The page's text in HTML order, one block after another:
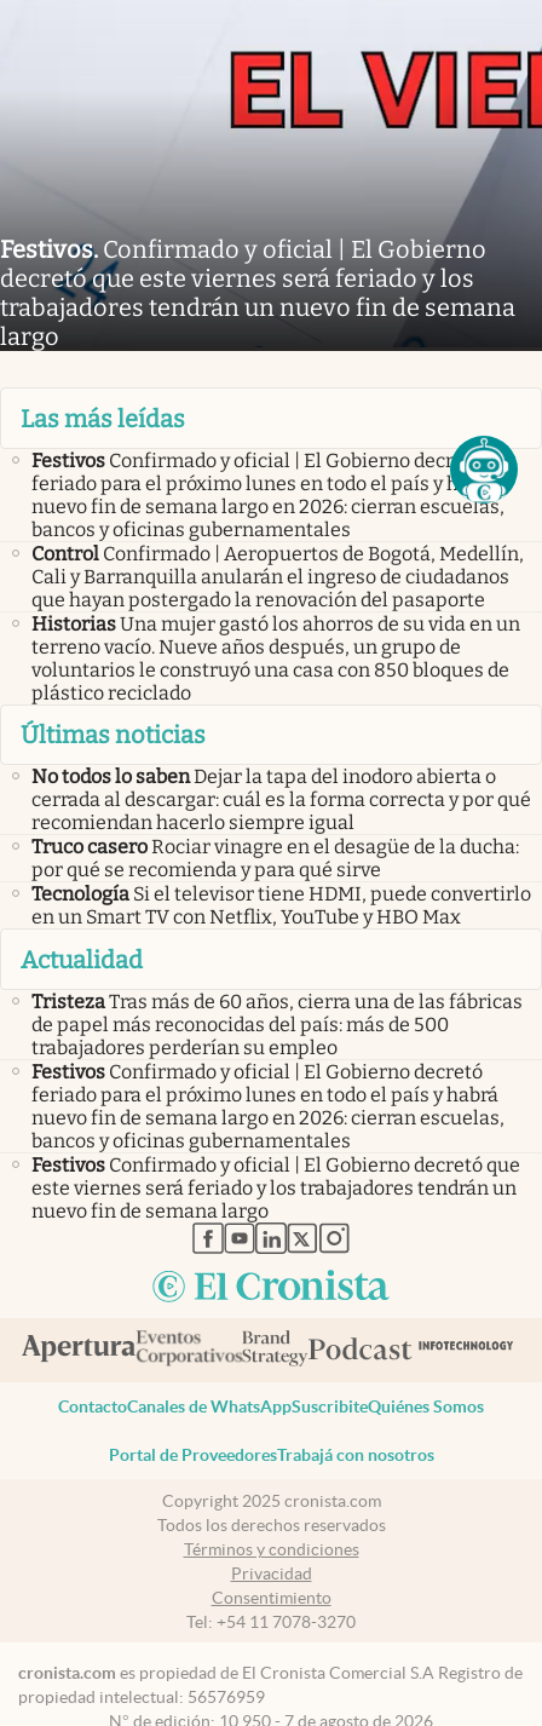
Festivos. Confirmado y oficial | El Gobierno
decretó que este viernes será feriado y los
trabajadores tendrán un nuevo fin de semana
largo
Las más leídas
Festivos Confirmado y oficial | El Gobierno decretó
feriado para el próximo lunes en todo el país y habrá
nuevo fin de semana largo en 2026: cierran escuelas,
bancos y oficinas gubernamentales
Control Confirmado | Aeropuertos de Bogotá, Medellín,
Cali y Barranquilla anularán el ingreso de ciudadanos
que hayan postergado la renovación del pasaporte
HistoriasUna mujer gastó los ahorros de su vida en un
terreno vacío. Nueve años después, un grupo de
voluntarios le construyó una casa con 850 bloques de
plástico reciclado
Últimas noticias
No todos lo sabenDejar la tapa del inodoro abierta o
cerrada al descargar: cuál es la forma correcta y por qué
recomiendan hacerlo siempre igual
Truco caseroRociar vinagre en el desagüe de la ducha:
por qué se recomienda y para qué sirve
Tecnología Si el televisor tiene HDMI, puede convertirlo
en un Smart TV con Netflix, YouTube y HBO Max
Actualidad
TristezaTras más de 60 años, cierra una de las fábricas
de papel más reconocidas del país: más de 500
trabajadores perderían su empleo
Festivos Confirmado y oficial | El Gobierno decretó
feriado para el próximo lunes en todo el país y habrá
nuevo fin de semana largo en 2026: cierran escuelas,
bancos y oficinas gubernamentales
Festivos Confirmado y oficial | El Gobierno decretó que
este viernes será feriado y los trabajadores tendrán un
nuevo fin de semana largo
abre en nueva pestaña
abre en nueva pestaña
abre en nueva pestaña
abre en nueva pestaña
abre en nueva pestaña
ContactoCanales de WhatsAppSuscribiteQuiénes Somos
Portal de ProveedoresTrabajá con nosotros
Copyright 2025 cronista.com
Todos los derechos reservados
Términos y condiciones
Privacidad
Consentimiento
Tel: +54 11 7078-3270
cronista.com es propiedad de El Cronista Comercial S.A Registro de
propiedad intelectual: 56576959
N° de edición: 10.950 - 7 de agosto de 2026